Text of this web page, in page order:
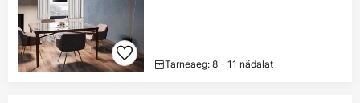
Tarneaeg: 8 - 11 nädalat